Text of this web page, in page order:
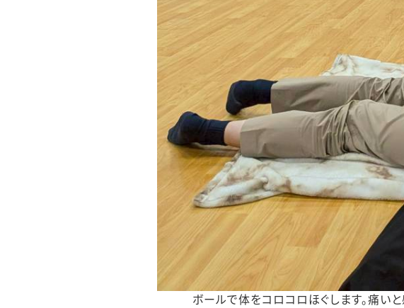
ボールで体をコロコロほぐします。痛いと